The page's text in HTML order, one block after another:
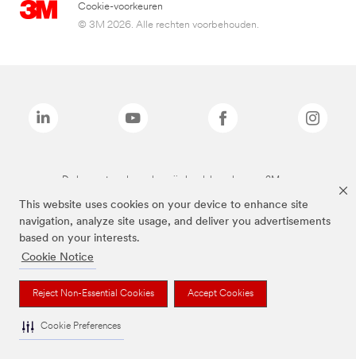
This website uses cookies on your device to enhance site
navigation, analyze site usage, and deliver you advertisements
based on your interests.
Cookie Notice
Reject Non-Essential Cookies Accept Cookies
Cookie Preferences
Cookie-voorkeuren
© 3M 2026. Alle rechten voorbehouden.
De bovenstaande merken zijn handelsmerken van 3M.we